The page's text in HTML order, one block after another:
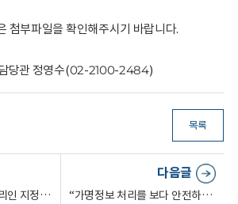
첨부파일을 확인해주시기 바랍니다.
당관 정영수(02-2100-2484)
목록
해외사업자의 국내대리인 지정요건을 구체화하고, 지방 공공기관의 책임성을 강화한다
다음글
“가명정보 처리를 보다 안전하고 유연하게” 「개인정보 이노베이션 존」 운영기관 공모